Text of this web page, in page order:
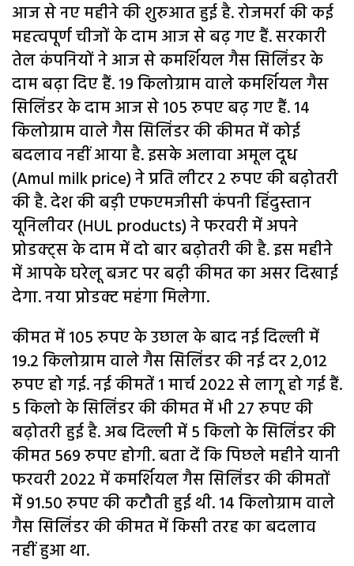
आज से नए महीने की शुरुआत हुई है. रोजमर्रा की कई
महत्वपूर्ण चीजों के दाम आज से बढ़ गए हैं. सरकारी
तेल कंपनियों ने आज से कमर्शियल गैस सिलिंडर के
दाम बढ़ा दिए हैं. 19 किलोग्राम वाले कमर्शियल गैस
सिलिंडर के दाम आज से 105 रुपए बढ़ गए हैं. 14
किलोग्राम वाले गैस सिलिंडर की कीमत में कोई
बदलाव नहीं आया है. इसके अलावा अमूल दूध
(Amul milk price) ने प्रति लीटर 2 रुपए की बढ़ोतरी
की है. देश की बड़ी एफएमजीसी कंपनी हिंदुस्तान
यूनिलीवर (HUL products) ने फरवरी में अपने
प्रोडक्ट्स के दाम में दो बार बढ़ोतरी की है. इस महीने
में आपके घरेलू बजट पर बढ़ी कीमत का असर दिखाई
देगा. नया प्रोडक्ट महंगा मिलेगा.
कीमत में 105 रुपए के उछाल के बाद नई दिल्ली में
19.2 किलोग्राम वाले गैस सिलिंडर की नई दर 2,012
रुपए हो गई. नई कीमतें 1 मार्च 2022 से लागू हो गई हैं.
5 किलो के सिलिंडर की कीमत में भी 27 रुपए की
बढ़ोतरी हुई है. अब दिल्ली में 5 किलो के सिलिंडर की
कीमत 569 रुपए होगी. बता दें कि पिछले महीने यानी
फरवरी 2022 में कमर्शियल गैस सिलिंडर की कीमतों
में 91.50 रुपए की कटौती हुई थी. 14 किलोग्राम वाले
गैस सिलिंडर की कीमत में किसी तरह का बदलाव
नहीं हुआ था.